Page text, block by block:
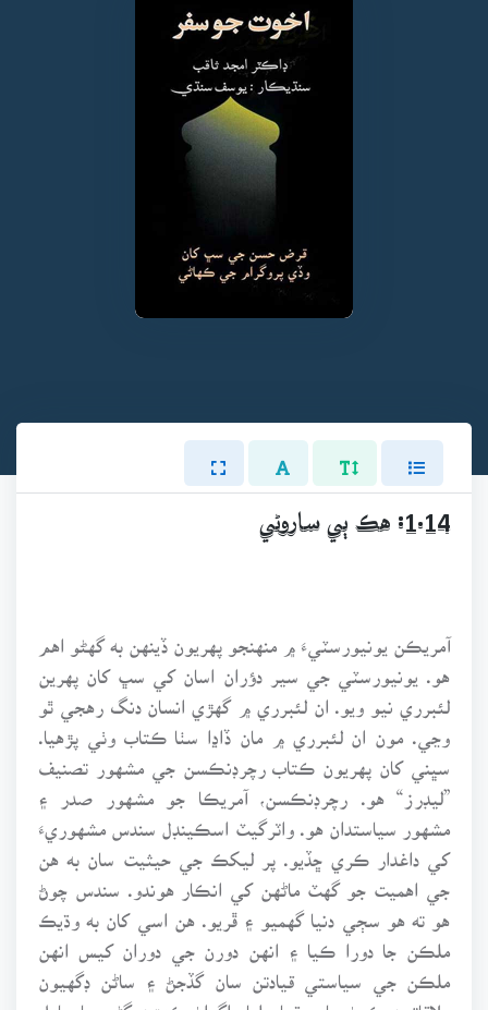
1.14: هڪ ٻي ساروڻي
آمريڪن يونيورسٽيءَ ۾ منهنجو پهريون ڏينهن به گهڻو اهم
هو. يونيورسٽي جي سير دؤران اسان کي سڀ کان پهرين
لئبرري نيو ويو. ان لئبرري ۾ گهڙي انسان دنگ رهجي ٿو
وڃي. مون ان لئبرري ۾ مان ڏاڍا سٺا ڪتاب وٺي پڙهيا.
سڀني کان پهريون ڪتاب رچرڊنڪسن جي مشهور تصنيف
”ليڊرز“ هو. رچرڊنڪسن، آمريڪا جو مشهور صدر ۽
مشهور سياستدان هو. واٽرگيٽ اسڪينڊل سندس مشهوريءَ
کي داغدار ڪري ڇڏيو. پر ليکڪ جي حيثيت سان به هن
جي اهميت جو گهٽ ماڻهن کي انڪار هوندو. سندس چوڻ
هو ته هو سڄي دنيا گهميو ۽ ڦريو. هن اسي کان به وڌيڪ
ملڪن جا دورا ڪيا ۽ انهن دورن جي دوران کيس انهن
ملڪن جي سياستي قيادتن سان گڏجڻ ۽ ساڻن ڊگهيون
ملاقاتون ڪرڻ جا موقعا مليا. اڳواڻ ڪهڙن گڻن جا حامل